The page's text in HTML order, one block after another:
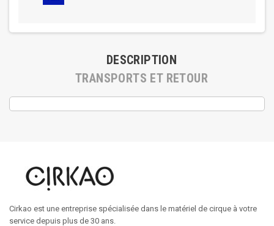
DESCRIPTION
TRANSPORTS ET RETOUR
Cirkao est une entreprise spécialisée dans le matériel de cirque à votre
service depuis plus de 30 ans.